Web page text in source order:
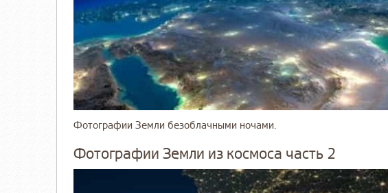
Фотографии Земли безоблачными ночами.
Фотографии Земли из космоса часть 2